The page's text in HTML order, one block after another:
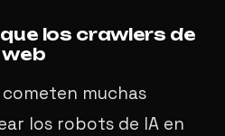
los crawlers de
web
muchas
los robots de IA en